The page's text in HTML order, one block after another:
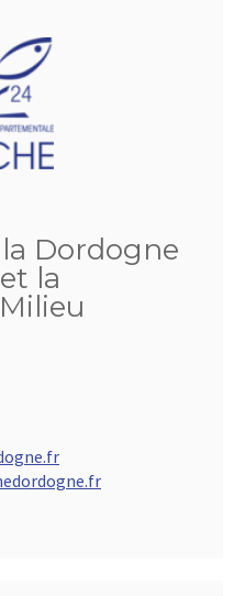
Dordogne
la